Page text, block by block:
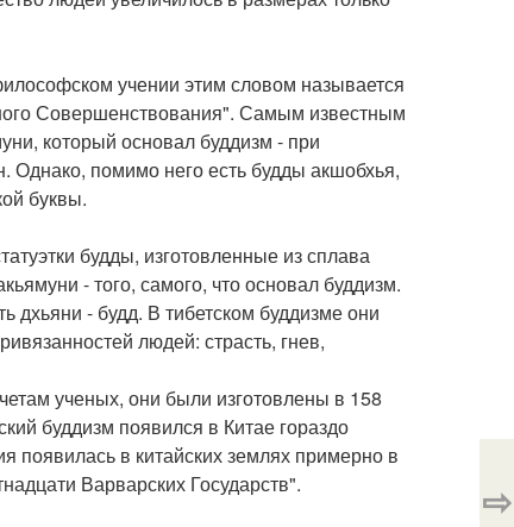
учении этим словом называется
Совершенствования". Самым известным
который основал буддизм - при
Однако, помимо него есть будды акшобхья,
буквы.
будды, изготовленные из сплава
- того, самого, что основал буддизм.
дхьяни - будд. В тибетском буддизме они
людей: страсть, гнев,
ученых, они были изготовлены в 158
буддизм появился в Китае гораздо
появилась в китайских землях примерно в
Варварских Государств".
⇨